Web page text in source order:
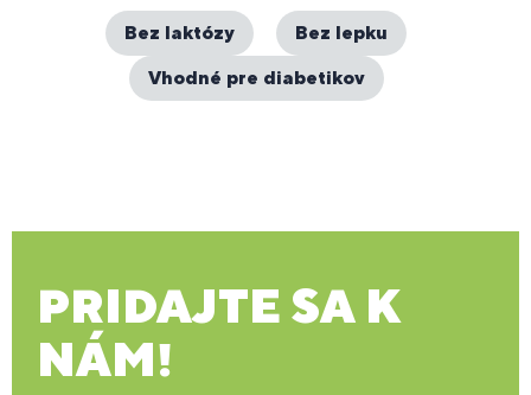
Bez laktózy
Bez lepku
Vhodné pre diabetikov
PRIDAJTE SA K
NÁM!